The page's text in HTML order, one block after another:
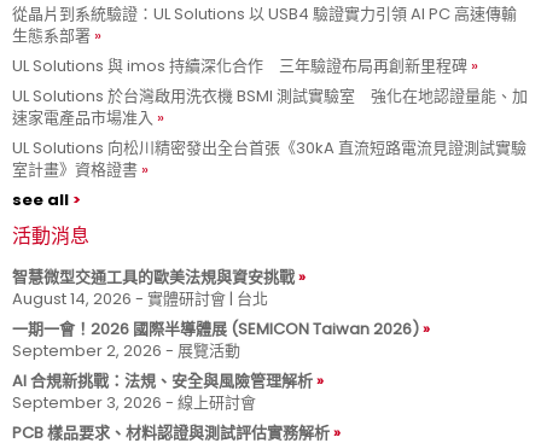
從晶片到系統驗證：UL Solutions 以 USB4 驗證實力引領 AI PC 高速傳輸
生態系部署
UL Solutions 與 imos 持續深化合作 三年驗證布局再創新里程碑
UL Solutions 於台灣啟用洗衣機 BSMI 測試實驗室 強化在地認證量能、加
速家電產品市場准入
UL Solutions 向松川精密發出全台首張《30kA 直流短路電流見證測試實驗
室計畫》資格證書
see all
活動消息
智慧微型交通工具的歐美法規與資安挑戰
August 14, 2026 - 實體研討會 | 台北
一期一會！2026 國際半導體展 (SEMICON Taiwan 2026)
September 2, 2026 - 展覽活動
AI 合規新挑戰：法規、安全與風險管理解析
September 3, 2026 - 線上研討會
PCB 樣品要求、材料認證與測試評估實務解析